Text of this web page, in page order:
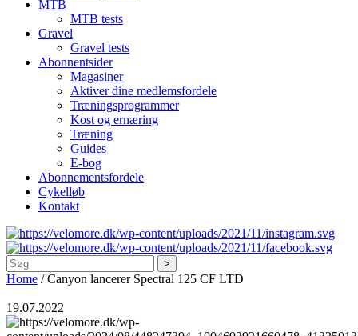
MTB
MTB tests
Gravel
Gravel tests
Abonnentsider
Magasiner
Aktiver dine medlemsfordele
Træningsprogrammer
Kost og ernæring
Træning
Guides
E-bog
Abonnementsfordele
Cykelløb
Kontakt
Søg
Home /Canyon lancerer Spectral 125 CF LTD
19.07.2022